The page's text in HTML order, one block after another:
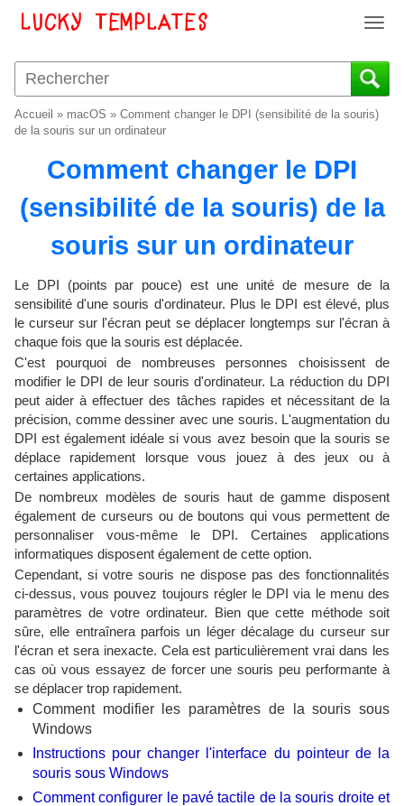
T
g
g
e
i
o
n
Accueil » macOS » Comment changer le DPI (sensibilité de la souris)
de la souris sur un ordinateur
Comment changer le DPI
(sensibilité de la souris) de la
souris sur un ordinateur
Le DPI (points par pouce) est une unité de mesure de la
sensibilité d'une souris d'ordinateur. Plus le DPI est élevé, plus
le curseur sur l'écran peut se déplacer longtemps sur l'écran à
chaque fois que la souris est déplacée.
C'est pourquoi de nombreuses personnes choisissent de
modifier le DPI de leur souris d'ordinateur. La réduction du DPI
peut aider à effectuer des tâches rapides et nécessitant de la
précision, comme dessiner avec une souris. L'augmentation du
DPI est également idéale si vous avez besoin que la souris se
déplace rapidement lorsque vous jouez à des jeux ou à
certaines applications.
De nombreux modèles de souris haut de gamme disposent
également de curseurs ou de boutons qui vous permettent de
personnaliser vous-même le DPI. Certaines applications
informatiques disposent également de cette option.
Cependant, si votre souris ne dispose pas des fonctionnalités
ci-dessus, vous pouvez toujours régler le DPI via le menu des
paramètres de votre ordinateur. Bien que cette méthode soit
sûre, elle entraînera parfois un léger décalage du curseur sur
l'écran et sera inexacte. Cela est particulièrement vrai dans les
cas où vous essayez de forcer une souris peu performante à
se déplacer trop rapidement.
Comment modifier les paramètres de la souris sous
Windows
Instructions pour changer l'interface du pointeur de la
souris sous Windows
Comment configurer le pavé tactile de la souris droite et